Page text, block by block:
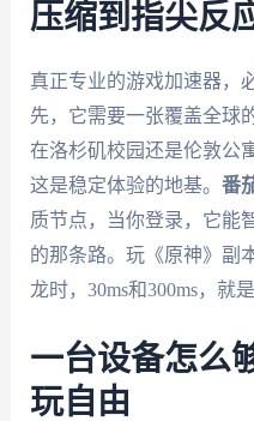
压缩到指尖反
真正专业的游戏加速器，
先，它需要一张覆盖全球
在洛杉矶校园还是伦敦公
这是稳定体验的地基。 番
质节点，当你登录，它能
的那条路。玩《原神》副
龙时，30ms和300ms，就
一台设备怎么
玩自由